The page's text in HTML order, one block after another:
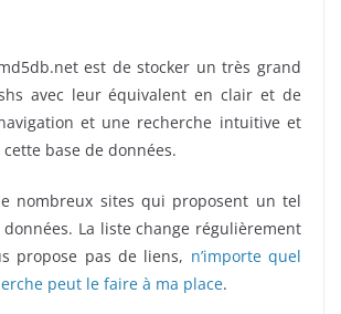
est de stocker un très grand
avec leur équivalent en clair et de
et une recherche intuitive et
cette base de données.
nombreux sites qui proposent un tel
La liste change régulièrement
propose pas de liens, n’importe quel
peut le faire à ma place.